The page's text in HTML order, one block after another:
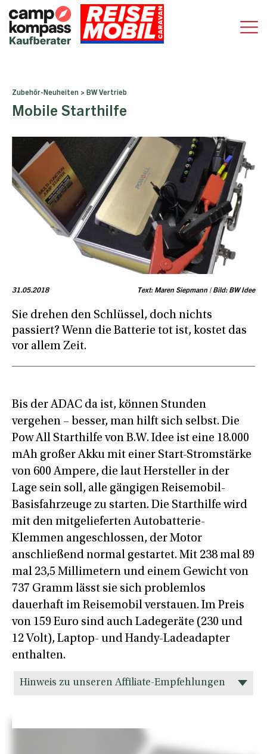
Zubehör-Neuheiten > BW Vertrieb
Mobile Starthilfe
31.05.2018 Text: Maren Siepmann | Bild: BW Idee
Sie drehen den Schlüssel, doch nichts
passiert? Wenn die Batterie tot ist, kostet das
vor allem Zeit.
Bis der ADAC da ist, können Stunden
vergehen – besser, man hilft sich selbst. Die
Pow All Starthilfe von B.W. Idee ist eine 18.000
mAh großer Akku mit einer Start-Stromstärke
von 600 Ampere, die laut Hersteller in der
Lage sein soll, alle gängigen Reisemobil-
Basisfahrzeuge zu starten. Die Starthilfe wird
mit den mitgelieferten Autobatterie-
Klemmen angeschlossen, der Motor
anschließend normal gestartet. Mit 238 mal 89
mal 23,5 Millimetern und einem Gewicht von
737 Gramm lässt sie sich problemlos
dauerhaft im Reisemobil verstauen. Im Preis
von 159 Euro sind auch Ladegeräte (230 und
12 Volt), Laptop- und Handy-Ladeadapter
enthalten.
Hinweis zu unseren Affiliate-Empfehlungen